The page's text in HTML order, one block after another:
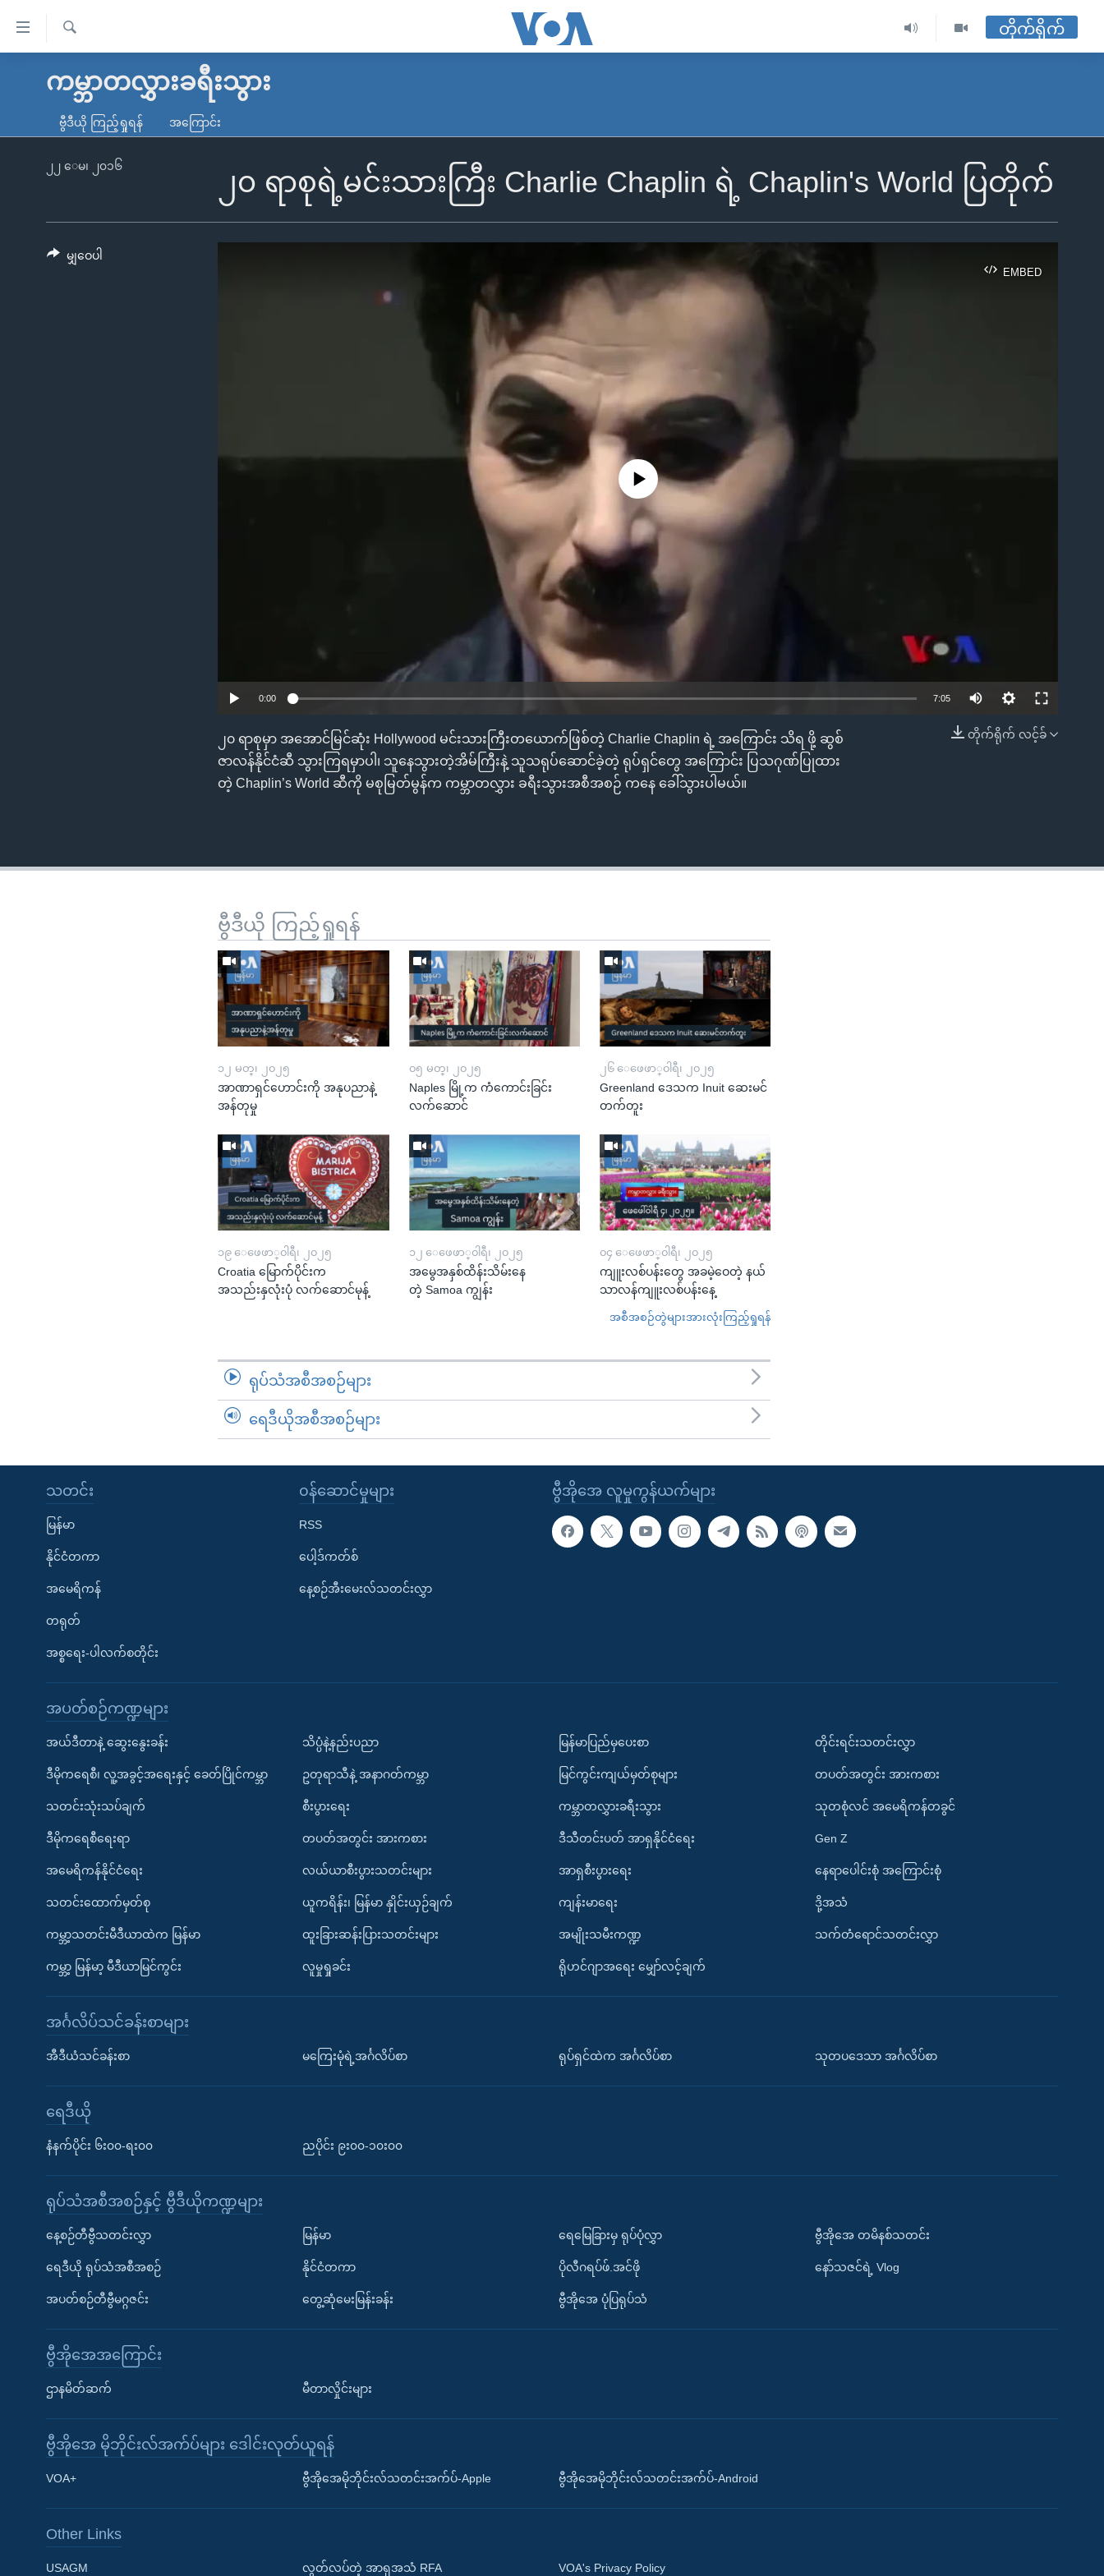
လွယ်ကူ
သည့်
မူလစာမျက်နှာ
ကမ္ဘာ့သတင်းများ
နိုင်ငံတကာ
တရုတ်
အစ္စရေး-ပါလက်စတိုင်း
ရပ်ဝန်းတခု လမ်းတခု အလွန်
အင်္ဂလိပ်စာလေ့လာမယ်
Learning English
ရ
တိုက်ရိုက်
ကမ္ဘာတလွှားခရီးသွား
ဗွီဒီယို ကြည့်ရှုရန် အကြောင်း
၂၀ ရာစုရဲ့မင်းသားကြီး Charlie Chaplin ရဲ့ Chaplin's World ပြတိုက်
၂၂ ေမ၊ ၂၀၁၆
EMBED
EMBED
No media source currently available
0:00 7:05
တိုက်ရိုက် လင့်ခ်
၂၀ ရာစုမှာ အအောင်မြင်ဆုံး Hollywood မင်းသားကြီးတယောက်ဖြစ်တဲ့ Charlie Chaplin ရဲ့ အကြောင်း သိရ ဖို့ ဆွစ်
ဇာလန်နိုင်ငံဆီ သွားကြရမှာပါ၊ သူနေသွားတဲ့အိမ်ကြီးနဲ့ သူသရုပ်ဆောင်ခဲ့တဲ့ ရုပ်ရှင်တွေ အကြောင်း ပြသဂုဏ်ပြုထား
တဲ့ Chaplin’s World ဆီကို မစုမြတ်မွန်က ကမ္ဘာတလွှား ခရီးသွားအစီအစဉ် ကနေ ခေါ်သွားပါမယ်။
မျှဝေပါ
ဗွီဒီယို ကြည့်ရှုရန်
၁၂ မတ္၊ ၂၀၂၅
အာဏာရှင်ဟောင်းကို အနုပညာနဲ့
အန်တုမှု
၀၅ မတ္၊ ၂၀၂၅
Naples မြို့က ကံကောင်းခြင်း
လက်ဆောင်
၂၆ ေဖေဖာ္၀ါရီ၊ ၂၀၂၅
Greenland ဒေသက Inuit ဆေးမင်
တက်တူး
၁၉ ေဖေဖာ္၀ါရီ၊ ၂၀၂၅
Croatia မြောက်ပိုင်းက
အသည်းနှလုံးပုံ လက်ဆောင်မုန့်
၁၂ ေဖေဖာ္၀ါရီ၊ ၂၀၂၅
အမွေအနှစ်ထိန်းသိမ်းနေ
တဲ့ Samoa ကျွန်း
၀၄ ေဖေဖာ္၀ါရီ၊ ၂၀၂၅
ကျူးလစ်ပန်းတွေ အခမဲ့ဝေတဲ့ နယ်
သာလန်ကျူးလစ်ပန်းနေ့
အစီအစဉ်တွဲများအားလုံးကြည့်ရှုရန်
ရုပ်သံအစီအစဉ်များ
ရေဒီယိုအစီအစဉ်များ
ဗွီအိုအေ လူမှုကွန်ယက်များ
သတင်း
မြန်မာ
နိုင်ငံတကာ
အမေရိကန်
တရုတ်
အစ္စရေး-ပါလက်စတိုင်း
၀န်ဆောင်မှုများ
RSS
ပေါ့ဒ်ကတ်စ်
နေ့စဉ်အီးမေးလ်သတင်းလွှာ
အပတ်စဉ်ကဏ္ဍများ
အယ်ဒီတာနဲ့ ဆွေးနွေးခန်း
ဒီမိုကရေစီ၊ လူ့အခွင့်အရေးနှင့် ခေတ်ပြိုင်ကမ္ဘာ
သတင်းသုံးသပ်ချက်
ဒီမိုကရေစီရေးရာ
အမေရိကန်နိုင်ငံရေး
သတင်းထောက်မှတ်စု
ကမ္ဘာ့သတင်းမီဒီယာထဲက မြန်မာ
ကမ္ဘာ့ မြန်မာ့ မီဒီယာမြင်ကွင်း
သိပ္ပံနဲ့နည်းပညာ
ဥတုရာသီနဲ့ အနာဂတ်ကမ္ဘာ
စီးပွားရေး
တပတ်အတွင်း အားကစား
လယ်ယာစီးပွားသတင်းများ
ယူကရိန်း၊ မြန်မာ နှိုင်းယှဉ်ချက်
ထူးခြားဆန်းပြားသတင်းများ
လူမှုရှုခင်း
မြန်မာပြည်မှပေးစာ
မြင်ကွင်းကျယ်မှတ်စုများ
ကမ္ဘာတလွှားခရီးသွား
ဒီသီတင်းပတ် အာရှနိုင်ငံရေး
အာရှစီးပွားရေး
ကျန်းမာရေး
အမျိုးသမီးကဏ္ဍ
ရိုဟင်ဂျာအရေး မျှော်လင့်ချက်
တိုင်းရင်းသတင်းလွှာ
တပတ်အတွင်း အားကစား
သုတစုံလင် အမေရိကန်တခွင်
Gen Z
နေရာပေါင်းစုံ အကြောင်းစုံ
ဒို့အသံ
သက်တံရောင်သတင်းလွှာ
အင်္ဂလိပ်သင်ခန်းစာများ
အီဒီယံသင်ခန်းစာ မကြေးမုံရဲ့အင်္ဂလိပ်စာ ရုပ်ရှင်ထဲက အင်္ဂလိပ်စာ သုတပဒေသာ အင်္ဂလိပ်စာ
ရေဒီယို
နံနက်ပိုင်း ၆း၀၀-ရး၀၀ ညပိုင်း ၉း၀၀-၁၀း၀၀
ရုပ်သံအစီအစဉ်နှင့် ဗွီဒီယိုကဏ္ဍများ
နေ့စဉ်တီဗွီသတင်းလွှာ
ရေဒီယို ရုပ်သံအစီအစဉ်
အပတ်စဉ်တီဗွီမဂ္ဂဇင်း
မြန်မာ
နိုင်ငံတကာ
တွေ့ဆုံမေးမြန်းခန်း
ရေမြေခြားမှ ရုပ်ပုံလွှာ
ပိုလီဂရပ်ဖ်.အင်ဖို
ဗွီအိုအေ ပုံပြရုပ်သံ
ဗွီအိုအေ တမိနစ်သတင်း
နော်သဇင်ရဲ့ Vlog
ဗွီအိုအေအကြောင်း
ဌာနမိတ်ဆက် မီတာလှိုင်းများ
ဗွီအိုအေ မိုဘိုင်းလ်အက်ပ်များ ဒေါင်းလုတ်ယူရန်
VOA+ ဗွီအိုအေမိုဘိုင်းလ်သတင်းအက်ပ်-Apple ဗွီအိုအေမိုဘိုင်းလ်သတင်းအက်ပ်-Android
Other Links
USAGM လွတ်လပ်တဲ့ အာရှအသံ RFA VOA's Privacy Policy